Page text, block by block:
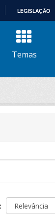
LEGISLAÇÃO
Temas